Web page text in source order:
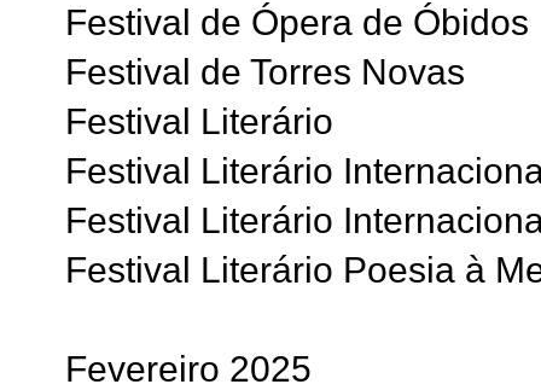
Festival de Ópera de Óbidos
Festival de Torres Novas
Festival Literário
Festival Literário
Festival Literário
Festival Literário Poesia à
Fevereiro 2025